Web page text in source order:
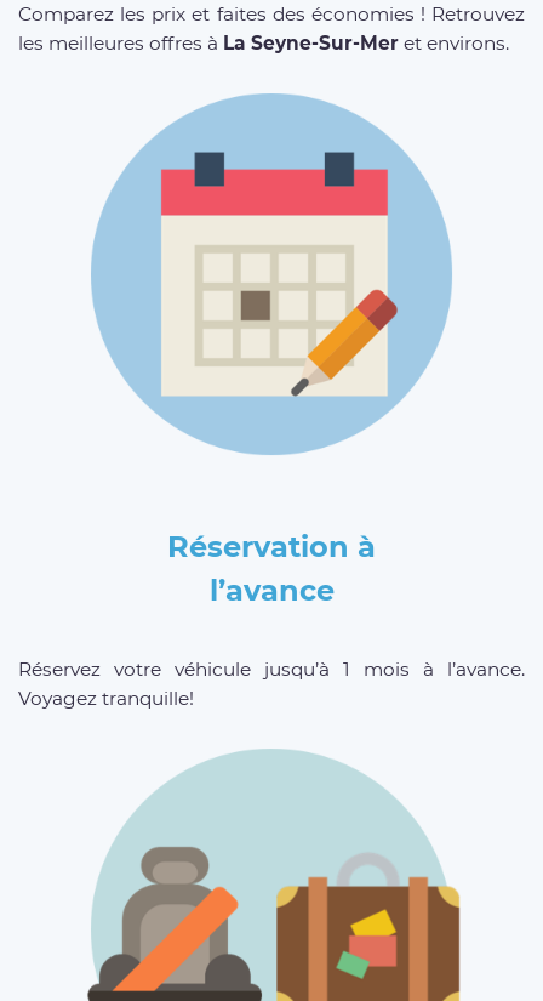
Comparez les prix et faites des économies ! Retrouvez
les meilleures offres à La Seyne-Sur-Mer et environs.
Réservation à
l’avance
Réservez votre véhicule jusqu’à 1 mois à l’avance.
Voyagez tranquille!